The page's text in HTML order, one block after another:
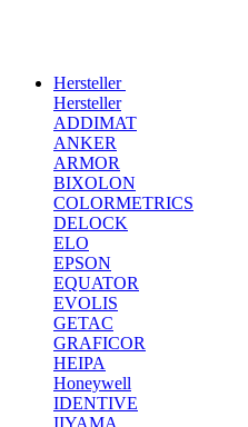
Hersteller
Hersteller
ADDIMAT
ANKER
ARMOR
BIXOLON
COLORMETRICS
DELOCK
ELO
EPSON
EQUATOR
EVOLIS
GETAC
GRAFICOR
HEIPA
Honeywell
IDENTIVE
IIYAMA